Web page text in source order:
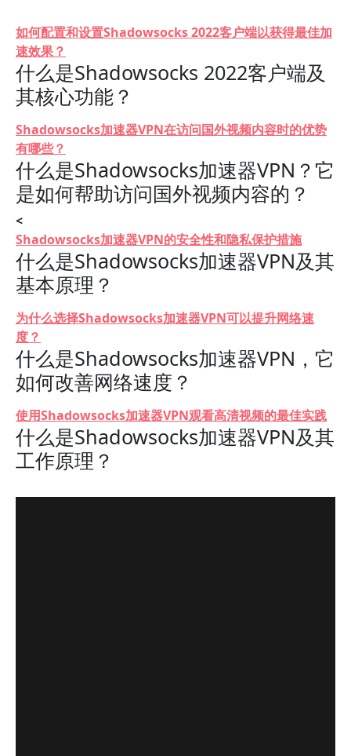
如何配置和设置Shadowsocks 2022客户端以获得最佳加
速效果？
什么是Shadowsocks 2022客户端及
其核心功能？
Shadowsocks加速器VPN在访问国外视频内容时的优势
有哪些？
什么是Shadowsocks加速器VPN？它
是如何帮助访问国外视频内容的？
<
Shadowsocks加速器VPN的安全性和隐私保护措施
什么是Shadowsocks加速器VPN及其
基本原理？
为什么选择Shadowsocks加速器VPN可以提升网络速
度？
什么是Shadowsocks加速器VPN，它
如何改善网络速度？
使用Shadowsocks加速器VPN观看高清视频的最佳实践
什么是Shadowsocks加速器VPN及其
工作原理？